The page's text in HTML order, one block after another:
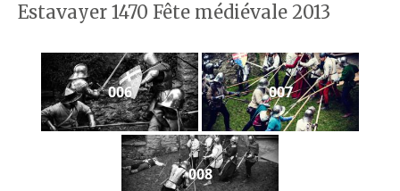
Estavayer 1470 Fête médiévale 2013
006 007
008